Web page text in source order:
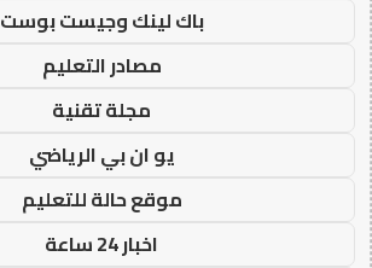
باك لينك وجيست بوست
مصادر التعليم
مجلة تقنية
يو ان بي الرياضي
موقع حالة للتعليم
اخبار 24 ساعة